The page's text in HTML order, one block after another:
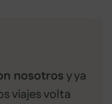
nosotrosy ya
viajes volta